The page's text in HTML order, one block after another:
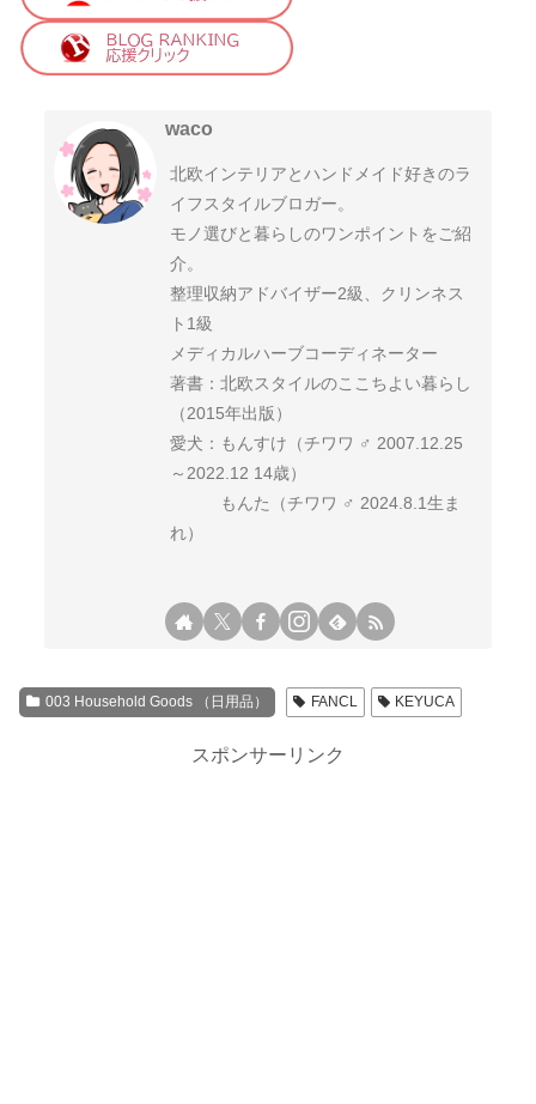
waco
北欧インテリアとハンドメイド好きのラ
イフスタイルブロガー。
モノ選びと暮らしのワンポイントをご紹
介。
整理収納アドバイザー2級、クリンネス
ト1級
メディカルハーブコーディネーター
著書：北欧スタイルのここちよい暮らし
（2015年出版）
愛犬：もんすけ（チワワ ♂ 2007.12.25
～2022.12 14歳）
もんた（チワワ ♂ 2024.8.1生ま
れ）
003 Household Goods （日用品） FANCL KEYUCA
スポンサーリンク